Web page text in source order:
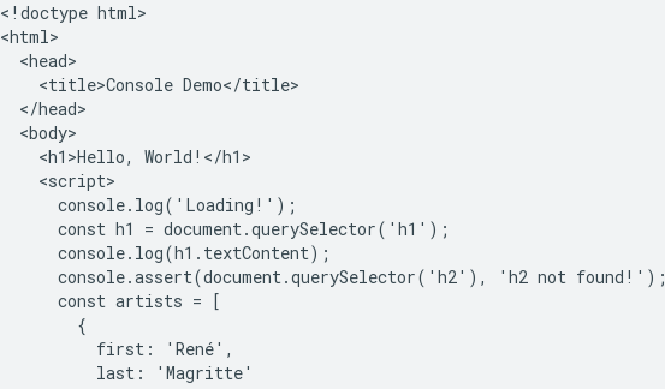
<!doctype html>
<html>
<head>
<title>Console Demo</title>
</head>
<body>
<h1>Hello, World!</h1>
<script>
console.log('Loading!');
const h1 = document.querySelector('h1');
console.log(h1.textContent);
console.assert(document.querySelector('h2'), 'h2 not found!');
const artists = [
{
first: 'René',
last: 'Magritte'